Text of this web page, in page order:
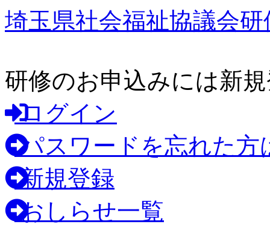
埼玉県社会福祉協議会
研修のお申込みには新
ログイン
パスワードを忘れた方
新規登録
おしらせ一覧